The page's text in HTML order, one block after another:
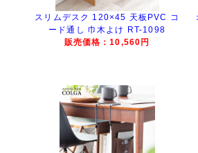
スリムデスク 120×45 天板PVC コ
ード通し 巾木よけ RT-1098
販売価格：10,560円